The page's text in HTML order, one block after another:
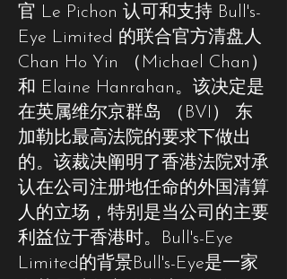
官 Le Pichon 认可和支持 Bull's-
Eye Limited 的联合官方清盘人
Chan Ho Yin （Michael Chan）
和 Elaine Hanrahan。该决定是
在英属维尔京群岛 （BVI） 东
加勒比最高法院的要求下做出
的。该裁决阐明了香港法院对承
认在公司注册地任命的外国清算
人的立场，特别是当公司的主要
利益位于香港时。Bull's-Eye
Limited的背景Bull's-Eye是一家